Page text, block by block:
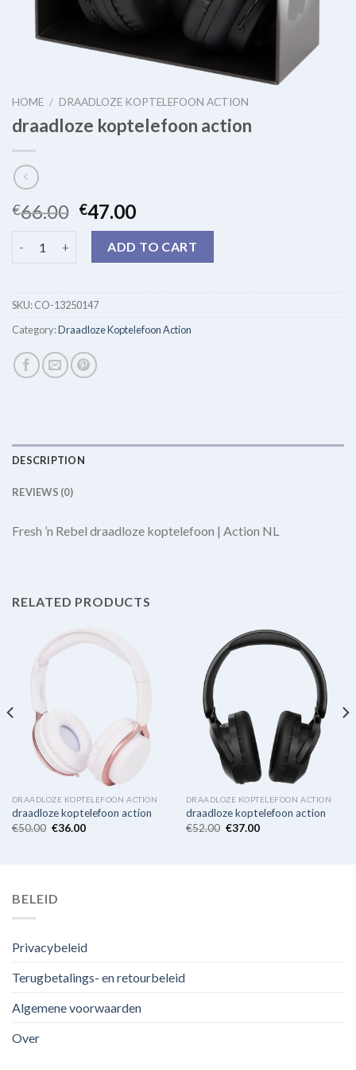
HOME / DRAADLOZE KOPTELEFOON ACTION
draadloze koptelefoon action
€66.00 €47.00
draadloze koptelefoon action quantity
ADD TO CART
SKU:CO-13250147
Category:Draadloze Koptelefoon Action
DESCRIPTION
REVIEWS (0)
Fresh ’n Rebel draadloze koptelefoon | Action NL
RELATED PRODUCTS
DRAADLOZE KOPTELEFOON ACTION
draadloze koptelefoon action
€50.00 €36.00
DRAADLOZE KOPTELEFOON ACTION
draadloze koptelefoon action
€52.00 €37.00
BELEID
Privacybeleid
Terugbetalings- en retourbeleid
Algemene voorwaarden
Over